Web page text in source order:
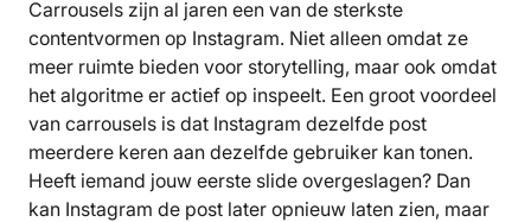
Carrousels zijn al jaren een van de sterkste
contentvormen op Instagram. Niet alleen omdat ze
meer ruimte bieden voor storytelling, maar ook omdat
het algoritme er actief op inspeelt. Een groot voordeel
van carrousels is dat Instagram dezelfde post
meerdere keren aan dezelfde gebruiker kan tonen.
Heeft iemand jouw eerste slide overgeslagen? Dan
kan Instagram de post later opnieuw laten zien, maar